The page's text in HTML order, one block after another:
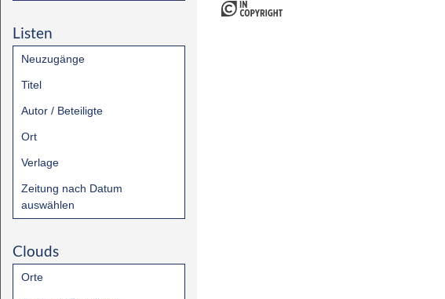
Listen
Neuzugänge
Titel
Autor / Beteiligte
Ort
Verlage
Zeitung nach Datum
auswählen
Clouds
Orte